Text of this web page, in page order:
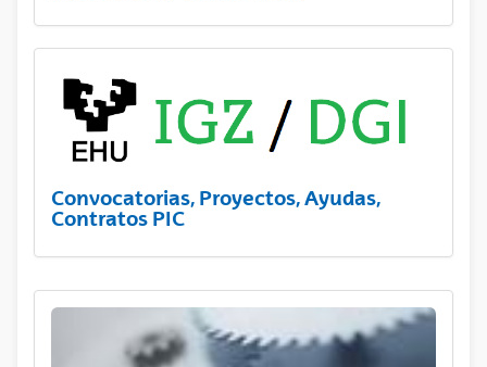
Convocatorias, Proyectos, Ayudas,
Contratos PIC